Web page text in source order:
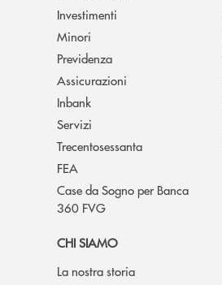
Investimenti
Minori
Previdenza
Assicurazioni
Inbank
Servizi
Trecentosessanta
FEA
Case da Sogno per Banca
360 FVG
CHI SIAMO
La nostra storia